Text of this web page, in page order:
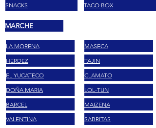
SNACKS TACO BOX
MARCHE
LA MORENA
HERDEZ
EL YUCATECO
DOÑA MARIA
BARCEL
VALENTINA
MASECA
TAJIN
CLAMATO
LOL-TUN
MAIZENA
SABRITAS